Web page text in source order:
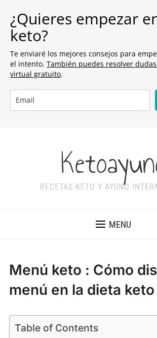
¿Quieres empezar
keto?
Te enviaré los mejores consejos para
el intento. También puedes resolver
virtual gratuito.
RECETAS KETO Y AYUNO
MENU
Menú keto : Cómo
menú en la dieta keto
Table of Contents